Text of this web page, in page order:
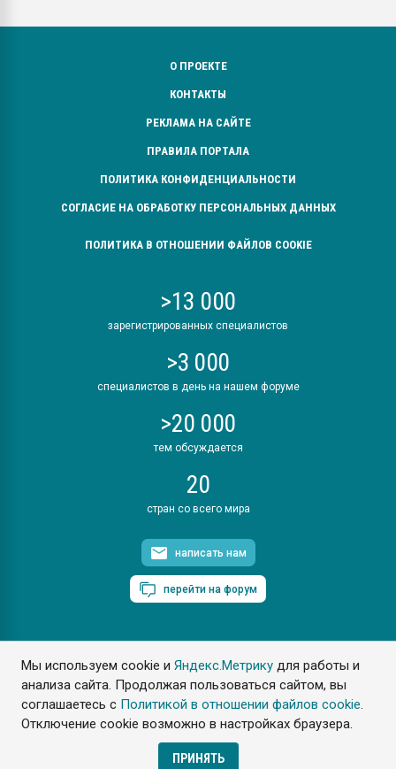
Мы используем cookie иЯндекс.Метрику для работы и
анализа сайта. Продолжая пользоваться сайтом, вы
соглашаетесь с Политикой в отношении файлов cookie.
Отключение cookie возможно в настройках браузера.
ПРИНЯТЬ
О ПРОЕКТЕ
КОНТАКТЫ
РЕКЛАМА НА САЙТЕ
ПРАВИЛА ПОРТАЛА
ПОЛИТИКА КОНФИДЕНЦИАЛЬНОСТИ
СОГЛАСИЕ НА ОБРАБОТКУ ПЕРСОНАЛЬНЫХ ДАННЫХ
ПОЛИТИКА В ОТНОШЕНИИ ФАЙЛОВ COOKIE
>13 000
зарегистрированных специалистов
>3 000
специалистов в день на нашем форуме
>20 000
тем обсуждается
20
стран со всего мира
написать нам
перейти на форум
ПластЭксперт © 2006. Все права защищены
Разрешается копирование материалов сайта с обязательной
ссылкой на www.e-plastic.ru
Разработка сайта